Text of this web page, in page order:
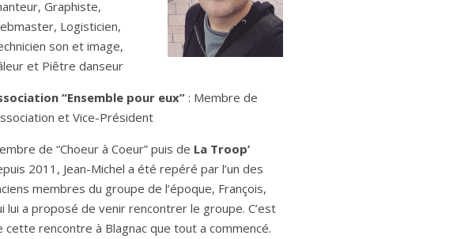
Graphiste,
Logisticien,
son et image,
et Piêtre danseur
“Ensemble pour eux”: Membre de
et Vice-Président
de “Choeur à Coeur” puis de La Troop’
2011, Jean-Michel a été repéré par l’un des
membres du groupe de l’époque, François,
lui a proposé de venir rencontrer le groupe. C’est
cette rencontre à Blagnac que tout a commencé.